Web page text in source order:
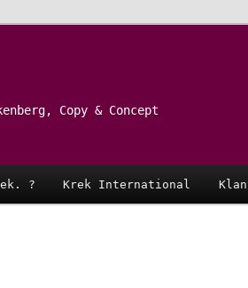
Copy & Concept
? Krek International